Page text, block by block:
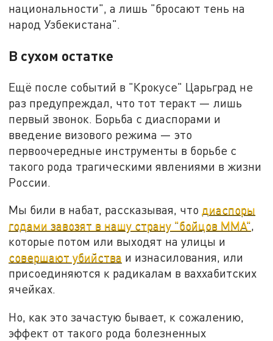
национальности", а лишь "бросают тень на
народ Узбекистана".
В сухом остатке
Ещё после событий в "Крокусе" Царьград не
раз предупреждал, что тот теракт — лишь
первый звонок. Борьба с диаспорами и
введение визового режима — это
первоочередные инструменты в борьбе с
такого рода трагическими явлениями в жизни
России.
Мы били в набат, рассказывая, что диаспоры
годами завозят в нашу страну "бойцов ММА",
которые потом или выходят на улицы и
совершают убийства и изнасилования, или
присоединяются к радикалам в ваххабитских
ячейках.
Но, как это зачастую бывает, к сожалению,
эффект от такого рода болезненных